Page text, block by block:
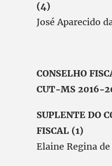
(4)
José Aparecido
CONSELHO
CUT-MS 2016-
SUPLENTE DO
FISCAL (1)
Elaine Regina